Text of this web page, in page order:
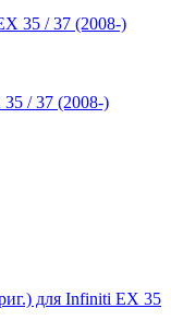
/ 37 (2008-)